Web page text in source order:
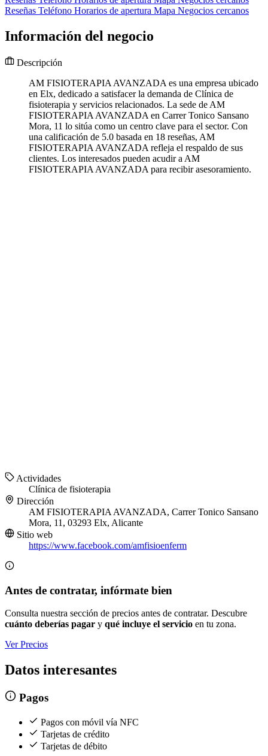
Reseñas Teléfono Horarios de apertura Mapa Negocios cercanos
Información del negocio
Descripción
AM FISIOTERAPIA AVANZADA es una empresa ubicado
en Elx, dedicado a satisfacer la demanda de Clínica de
fisioterapia y servicios relacionados. La sede de AM
FISIOTERAPIA AVANZADA en Carrer Tonico Sansano
Mora, 11 lo sitúa como un centro clave para el sector. Con
una calificación de 5.0 basada en 18 reseñas, AM
FISIOTERAPIA AVANZADA refleja el respaldo de sus
clientes. Los interesados pueden acudir a AM
FISIOTERAPIA AVANZADA para recibir asesoramiento.
Actividades
Clínica de fisioterapia
Dirección
AM FISIOTERAPIA AVANZADA, Carrer Tonico Sansano
Mora, 11, 03293 Elx, Alicante
Sitio web
https://www.facebook.com/amfisioenferm
Antes de contratar, infórmate bien
Consulta nuestra sección de precios antes de contratar. Descubre
cuánto deberías pagar y qué incluye el servicio en tu zona.
Ver Precios
Datos interesantes
Pagos
Pagos con móvil vía NFC
Tarjetas de crédito
Tarjetas de débito